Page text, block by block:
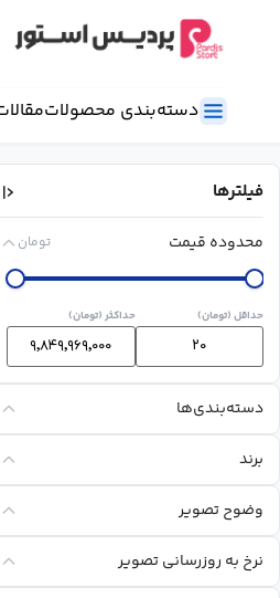
دسته‌بندی محصولات
فیلترها
محدوده قیمت تومان
حداقل (تومان) حداکثر (تومان)
دسته‌بندی‌ها
برند
وضوح تصویر
نرخ به روزرسانی تصویر